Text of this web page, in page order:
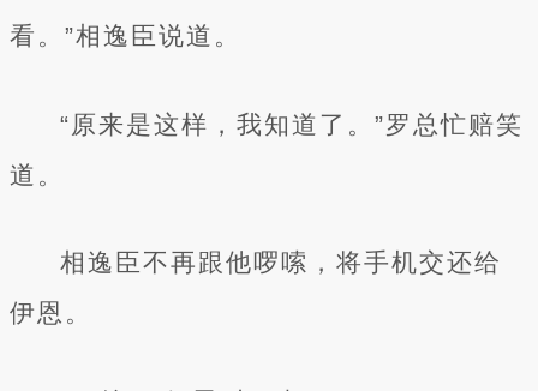
看。”相逸臣说道。
“原来是这样，我知道了。”罗总忙赔笑
道。
相逸臣不再跟他啰嗦，将手机交还给
伊恩。